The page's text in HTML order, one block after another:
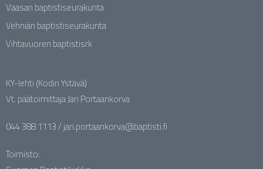
Vaasan baptistiseurakunta
Vehniän baptistiseurakunta
Vihtavuoren baptistisrk
KY-lehti (Kodin Ystävä)
Vt. päätoimittaja Jari Portaankorva
044 388 1113 / jari.portaankorva@baptisti.fi
Toimisto: